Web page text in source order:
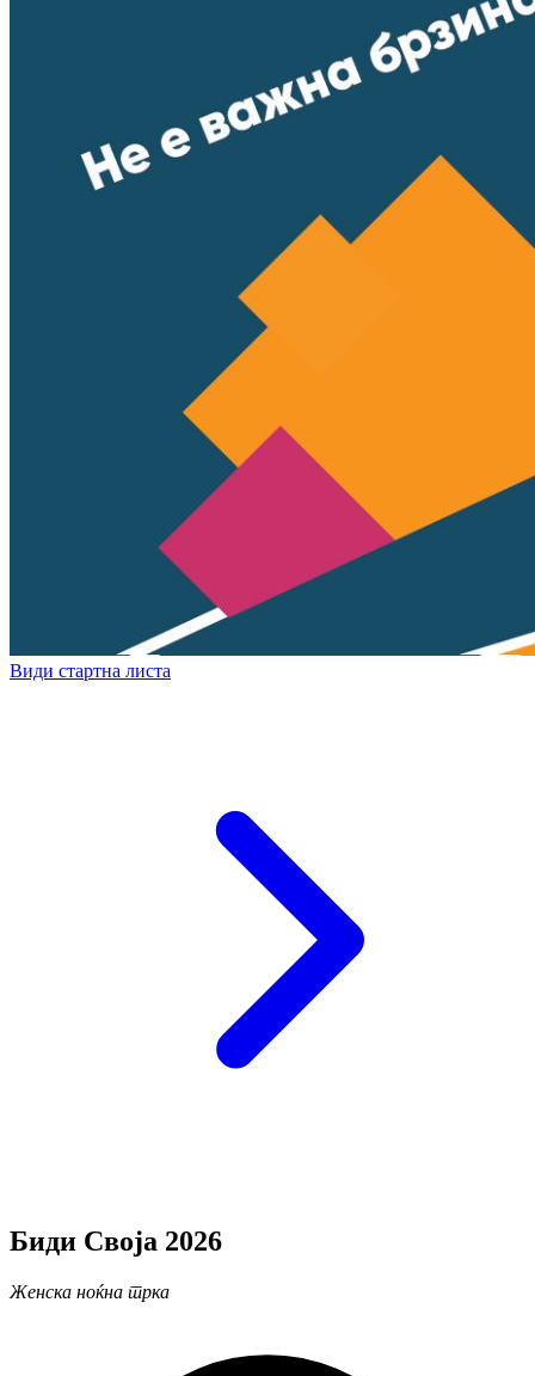
Види стартна листа
Биди Своја 2026
Женска ноќна трка